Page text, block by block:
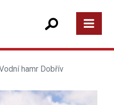
hamr Dobřív